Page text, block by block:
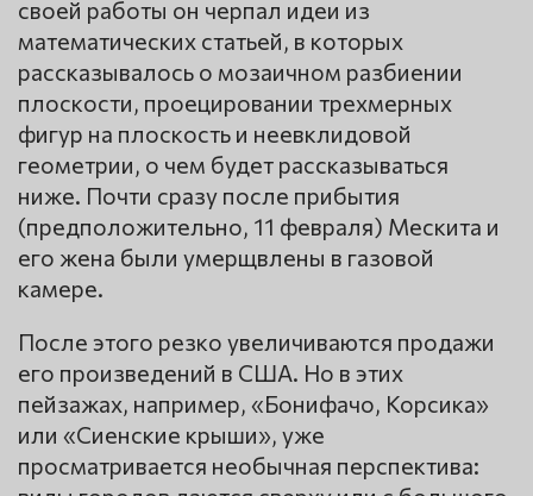
своей работы он черпал идеи из
математических статьей, в которых
рассказывалось о мозаичном разбиении
плоскости, проецировании трехмерных
фигур на плоскость и неевклидовой
геометрии, о чем будет рассказываться
ниже. Почти сразу после прибытия
(предположительно, 11 февраля) Мескита и
его жена были умерщвлены в газовой
камере.
После этого резко увеличиваются продажи
его произведений в США. Но в этих
пейзажах, например, «Бонифачо, Корсика»
или «Сиенские крыши», уже
просматривается необычная перспектива: